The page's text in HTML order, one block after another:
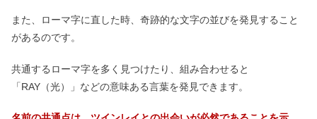
また、ローマ字に直した時、奇跡的な文字の並びを発見すること
があるのです。
共通するローマ字を多く見つけたり、組み合わせると
「RAY（光）」などの意味ある言葉を発見できます。